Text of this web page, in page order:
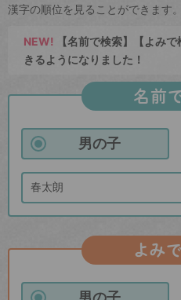
漢字の順位を見ることができます。
NEW! 【名前で検索】【よみ
きるようになりました！
名前
男の子
よみ